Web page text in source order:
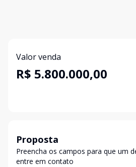
Valor venda
R$ 5.800.000,00
Proposta
Preencha os campos para que um
entre em contato